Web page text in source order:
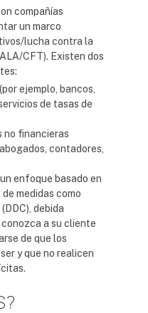
compañías
un marco
lucha contra la
CFT). Existen dos
ejemplo, bancos,
de tasas de
no financieras
contadores,
enfoque basado en
medidas como
debida
a su cliente
de que los
y que no realicen